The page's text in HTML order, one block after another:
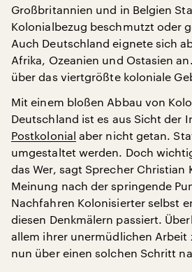
Großbritannien und in Belgien
Kolonialbezug beschmutzt oder
Auch Deutschland eignete sich
Afrika, Ozeanien und Ostasien
über das viertgrößte koloniale
Mit einem bloßen Abbau von
Deutschland ist es aus Sicht der
Postkolonial aber nicht getan.
umgestaltet werden. Doch
das Wer, sagt Sprecher Christian
Meinung nach der springende
Nachfahren Kolonisierter selbst
diesen Denkmälern passiert.
allem ihrer unermüdlichen Arbeit
nun über einen solchen Schritt